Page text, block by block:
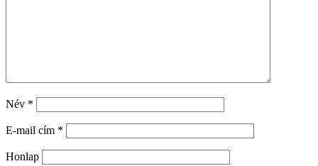
Név *
E-mail cím *
Honlap